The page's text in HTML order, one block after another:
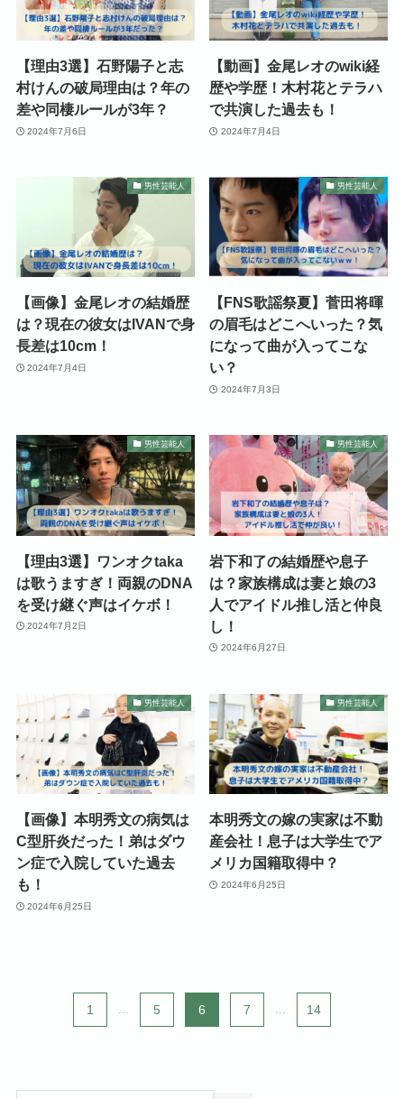
【理由3選】石野陽子と志
村けんの破局理由は？年の
差や同棲ルールが3年？
2024年7月6日
【動画】金尾レオのwiki経
歴や学歴！木村花とテラハ
で共演した過去も！
2024年7月4日
男性芸能人
【画像】金尾レオの結婚歴
は？現在の彼女はIVANで身
長差は10cm！
2024年7月4日
男性芸能人
【FNS歌謡祭夏】菅田将暉
の眉毛はどこへいった？気
になって曲が入ってこな
い？
2024年7月3日
男性芸能人
【理由3選】ワンオクtaka
は歌うますぎ！両親のDNA
を受け継ぐ声はイケボ！
2024年7月2日
男性芸能人
岩下和了の結婚歴や息子
は？家族構成は妻と娘の3
人でアイドル推し活と仲良
し！
2024年6月27日
男性芸能人
【画像】本明秀文の病気は
C型肝炎だった！弟はダウ
ン症で入院していた過去
も！
2024年6月25日
男性芸能人
本明秀文の嫁の実家は不動
産会社！息子は大学生でア
メリカ国籍取得中？
2024年6月25日
1 5 6 7 14